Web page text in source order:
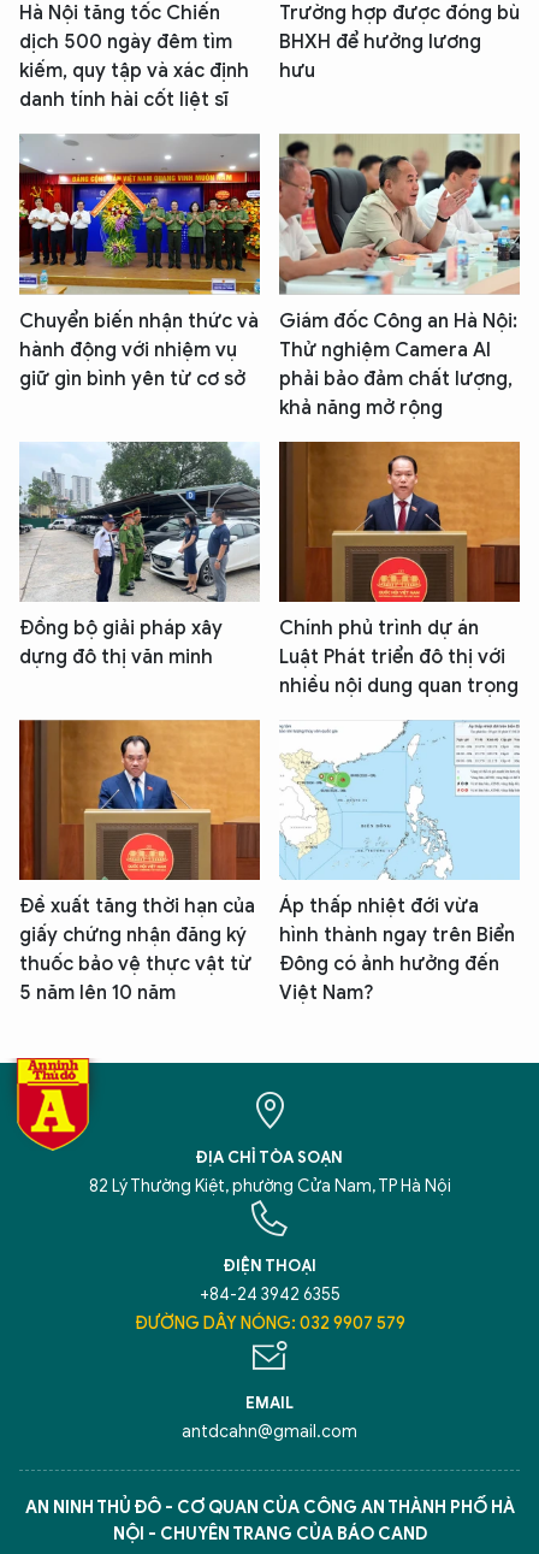
Hà Nội tăng tốc Chiến
dịch 500 ngày đêm tìm
kiếm, quy tập và xác định
danh tính hài cốt liệt sĩ
Trường hợp được đóng bù
BHXH để hưởng lương
hưu
Chuyển biến nhận thức và
hành động với nhiệm vụ
giữ gìn bình yên từ cơ sở
Giám đốc Công an Hà Nội:
Thử nghiệm Camera AI
phải bảo đảm chất lượng,
khả năng mở rộng
Đồng bộ giải pháp xây
dựng đô thị văn minh
Chính phủ trình dự án
Luật Phát triển đô thị với
nhiều nội dung quan trọng
Đề xuất tăng thời hạn của
giấy chứng nhận đăng ký
thuốc bảo vệ thực vật từ
5 năm lên 10 năm
Áp thấp nhiệt đới vừa
hình thành ngay trên Biển
Đông có ảnh hưởng đến
Việt Nam?
ĐỊA CHỈ TÒA SOẠN
82 Lý Thường Kiệt, phường Cửa Nam, TP Hà Nội
ĐIỆN THOẠI
+84-24 3942 6355
ĐƯỜNG DÂY NÓNG: 032 9907 579
EMAIL
antdcahn@gmail.com
AN NINH THỦ ĐÔ - CƠ QUAN CỦA CÔNG AN THÀNH PHỐ HÀ
NỘI - CHUYÊN TRANG CỦA BÁO CAND